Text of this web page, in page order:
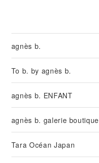
agnès b.
To b. by agnès b.
agnès b. ENFANT
agnès b. galerie boutique
Tara Océan Japan